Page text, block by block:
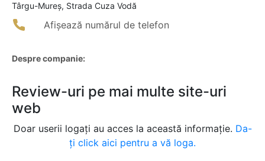
Târgu-Mureş, Strada Cuza Vodă
Afișează numărul de telefon
Despre companie:
Review-uri pe mai multe site-uri
web
Doar userii logați au acces la această informație. Da-
ți click aici pentru a vă loga.